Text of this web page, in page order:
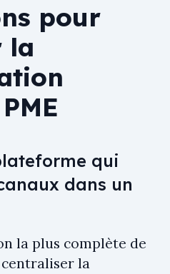
pour
la
qui
dans un
la plus complète de
la